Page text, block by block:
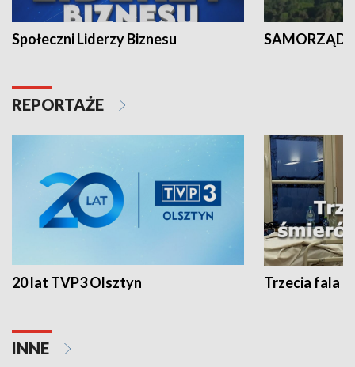
Społeczni Liderzy Biznesu SAMORZĄD
REPORTAŻE
20 lat TVP3 Olsztyn Trzecia fala -
INNE